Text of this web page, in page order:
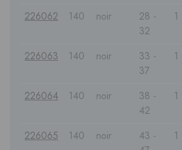
226062 140 noir
28 -
32
1
226063 140 noir
33 -
37
1
226064 140 noir
38 -
42
1
226065 140 noir
43 -
1